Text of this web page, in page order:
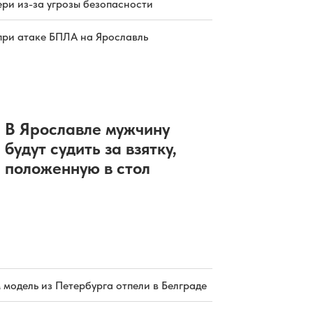
из-за угрозы безопасности
атаке БПЛА на Ярославль
В Ярославле мужчину
будут судить за взятку,
положенную в стол
из Петербурга отпели в Белграде